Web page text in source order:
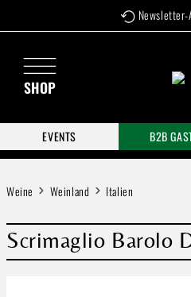
Zum Hauptinhalt springen
SHOP
EVENTS
B2B
Weine Weinland Italien
Scrimaglio Barolo